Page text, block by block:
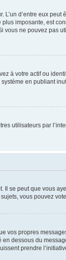
d’entre eux
imposante, est
ne pouvez
à votre actif ou
en publiant
utilisateurs par
se peut que vous
vous pouvez
propres
dessous du
prendre